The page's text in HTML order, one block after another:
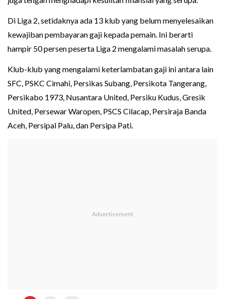
Di Liga 2, setidaknya ada 13 klub yang belum menyelesaikan
kewajiban pembayaran gaji kepada pemain. Ini berarti
hampir 50 persen peserta Liga 2 mengalami masalah serupa.
Klub-klub yang mengalami keterlambatan gaji ini antara lain
SFC, PSKC Cimahi, Persikas Subang, Persikota Tangerang,
Persikabo 1973, Nusantara United, Persiku Kudus, Gresik
United, Persewar Waropen, PSCS Cilacap, Persiraja Banda
Aceh, Persipal Palu, dan Persipa Pati.